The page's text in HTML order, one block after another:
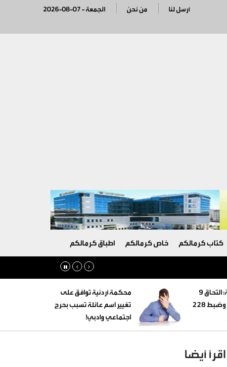
2026-08-07 - الجمعة من نحن أرسل لنا
كتاب كرمالكم خاص كرمالكم اطباق كرمالكم
‏التنمية الاجتماعية: التحاق 9
أطفال بأسر بديلة وضبط 228
محكمة أردنية توافق على
تغيير اسم عائلة تسبب بحرج
اجتماعي وادبي!
اقرأ أيضا